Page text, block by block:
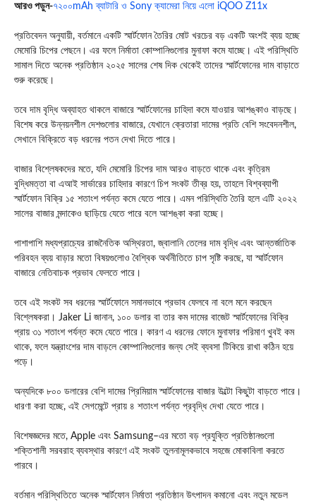
আরও পড়ুন-৭২০০mAh ব্যাটারি ও Sony ক্যামেরা নিয়ে এলো iQOO Z11x
প্রতিবেদন অনুযায়ী, বর্তমানে একটি স্মার্টফোন তৈরির মোট খরচের বড় একটি অংশই ব্যয় হচ্ছে
মেমোরি চিপের পেছনে। এর ফলে নির্মাতা কোম্পানিগুলোর মুনাফা কমে যাচ্ছে। এই পরিস্থিতি
সামাল দিতে অনেক প্রতিষ্ঠান ২০২৫ সালের শেষ দিক থেকেই তাদের স্মার্টফোনের দাম বাড়াতে
শুরু করেছে।
তবে দাম বৃদ্ধি অব্যাহত থাকলে বাজারে স্মার্টফোনের চাহিদা কমে যাওয়ার আশঙ্কাও বাড়ছে।
বিশেষ করে উন্নয়নশীল দেশগুলোর বাজারে, যেখানে ক্রেতারা দামের প্রতি বেশি সংবেদনশীল,
সেখানে বিক্রিতে বড় ধরনের পতন দেখা দিতে পারে।
বাজার বিশ্লেষকদের মতে, যদি মেমোরি চিপের দাম আরও বাড়তে থাকে এবং কৃত্রিম
বুদ্ধিমত্তা বা এআই সার্ভারের চাহিদার কারণে চিপ সংকট তীব্র হয়, তাহলে বিশ্বব্যাপী
স্মার্টফোন বিক্রি ১৫ শতাংশ পর্যন্ত কমে যেতে পারে। এমন পরিস্থিতি তৈরি হলে এটি ২০২২
সালের বাজার মন্দাকেও ছাড়িয়ে যেতে পারে বলে আশঙ্কা করা হচ্ছে।
পাশাপাশি মধ্যপ্রাচ্যের রাজনৈতিক অস্থিরতা, জ্বালানি তেলের দাম বৃদ্ধি এবং আন্তর্জাতিক
পরিবহন ব্যয় বাড়ার মতো বিষয়গুলোও বৈশ্বিক অর্থনীতিতে চাপ সৃষ্টি করছে, যা স্মার্টফোন
বাজারে নেতিবাচক প্রভাব ফেলতে পারে।
তবে এই সংকট সব ধরনের স্মার্টফোনে সমানভাবে প্রভাব ফেলবে না বলে মনে করছেন
বিশ্লেষকরা। Jaker Li জানান, ১০০ ডলার বা তার কম দামের বাজেট স্মার্টফোনের বিক্রি
প্রায় ৩১ শতাংশ পর্যন্ত কমে যেতে পারে। কারণ এ ধরনের ফোনে মুনাফার পরিমাণ খুবই কম
থাকে, ফলে যন্ত্রাংশের দাম বাড়লে কোম্পানিগুলোর জন্য সেই ব্যবসা টিকিয়ে রাখা কঠিন হয়ে
পড়ে।
অন্যদিকে ৮০০ ডলারের বেশি দামের প্রিমিয়াম স্মার্টফোনের বাজার উল্টো কিছুটা বাড়তে পারে।
ধারণা করা হচ্ছে, এই সেগমেন্টে প্রায় ৪ শতাংশ পর্যন্ত প্রবৃদ্ধি দেখা যেতে পারে।
বিশেষজ্ঞদের মতে, Apple এবং Samsung–এর মতো বড় প্রযুক্তি প্রতিষ্ঠানগুলো
শক্তিশালী সরবরাহ ব্যবস্থার কারণে এই সংকট তুলনামূলকভাবে সহজে মোকাবিলা করতে
পারবে।
বর্তমান পরিস্থিতিতে অনেক স্মার্টফোন নির্মাতা প্রতিষ্ঠান উৎপাদন কমানো এবং নতুন মডেল